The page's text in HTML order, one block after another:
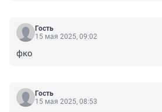
Гость
15 мая 2025, 09:02
фко
Гость
15 мая 2025, 08:53